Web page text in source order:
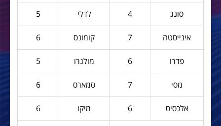
סונג 4 לדלי 5
אינייסטה 7 קומונס 6
פדרו 6 מולגרו 5
מסי 7 סמארס 6
אלכסיס 6 מיקו 6